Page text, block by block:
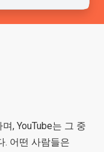
, YouTube는 그 중
. 어떤 사람들은